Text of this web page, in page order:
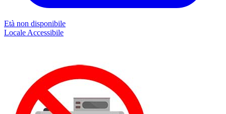
Età non disponibile
Locale Accessibile